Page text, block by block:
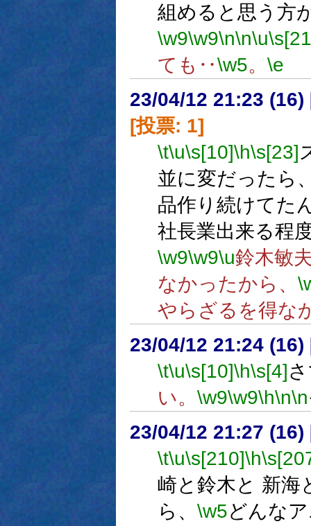
組めると思う方
\w9\w9\n\n\u
ても‥\w5。 \e
23/04/12 21:23 (16)
[投票: 1]
\t\u\s[10]\h\s[23]
並に変だったら
品作り続けてた
社長業出来る程
\w9\w9\u鈴木敏
なかったから、
やらざるを得な
23/04/12 21:24 (16)
\t\u\s[10]\h\s[4]
い。 \w9\w9\h\n\n
23/04/12 21:27 (16)
\t\u\s[210]\h
崎と鈴木と 新海
ら、 \w5どんな